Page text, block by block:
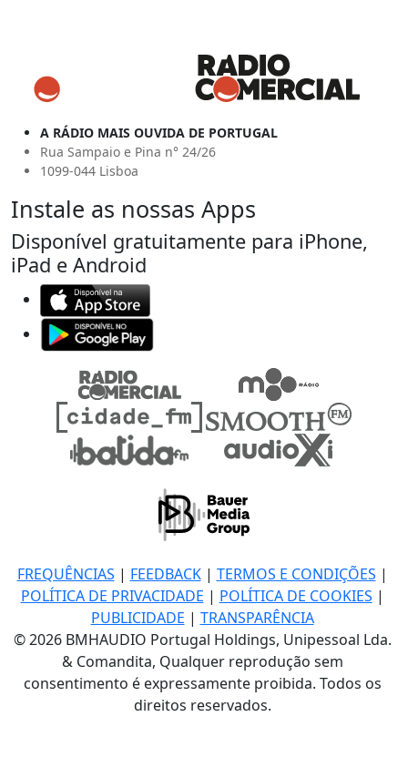
A RÁDIO MAIS OUVIDA DE PORTUGAL
Rua Sampaio e Pina n° 24/26
1099-044 Lisboa
Instale as nossas Apps
Disponível gratuitamente para iPhone,
iPad e Android
FREQUÊNCIAS | FEEDBACK| TERMOS E CONDIÇÕES |
POLÍTICA DE PRIVACIDADE | POLÍTICA DE COOKIES |
PUBLICIDADE | TRANSPARÊNCIA
© 2026 BMHAUDIO Portugal Holdings, Unipessoal Lda.
& Comandita, Qualquer reprodução sem
consentimento é expressamente proibida. Todos os
direitos reservados.